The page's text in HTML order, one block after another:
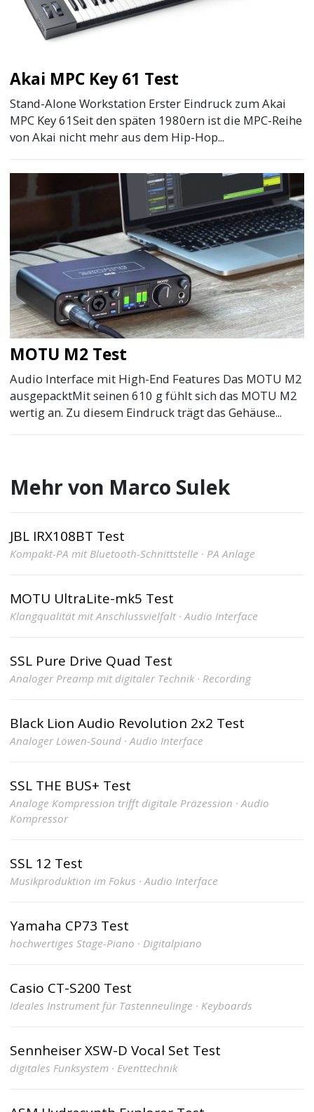
Akai MPC Key 61 Test
Stand-Alone Workstation Erster Eindruck zum Akai
MPC Key 61Seit den späten 1980ern ist die MPC-Reihe
von Akai nicht mehr aus dem Hip-Hop...
MOTU M2 Test
Audio Interface mit High-End Features Das MOTU M2
ausgepacktMit seinen 610 g fühlt sich das MOTU M2
wertig an. Zu diesem Eindruck trägt das Gehäuse...
Mehr von Marco Sulek
JBL IRX108BT Test
Kompakt-PA mit Bluetooth-Schnittstelle · PA Anlage
MOTU UltraLite-mk5 Test
Klangqualität mit Anschlussvielfalt · Audio Interface
SSL Pure Drive Quad Test
Analoger Preamp mit digitaler Technik · Recording
Black Lion Audio Revolution 2x2 Test
Analoger Löwen-Sound · Audio Interface
SSL THE BUS+ Test
Analoge Kompression trifft digitale Präzession · Audio
Kompressor
SSL 12 Test
Musikproduktion im Fokus · Audio Interface
Yamaha CP73 Test
hochwertiges Stage-Piano · Digitalpiano
Casio CT-S200 Test
Ideales Instrument für Tastenneulinge · Keyboards
Sennheiser XSW-D Vocal Set Test
digitales Funksystem · Eventtechnik